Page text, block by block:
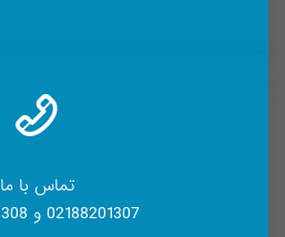
تماس با ما
02188201307 و 02188201308